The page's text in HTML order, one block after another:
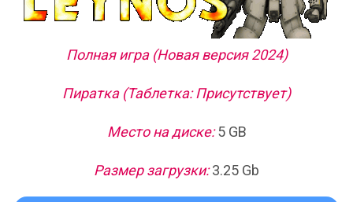
Полная игра (Новая версия 2024)
Пиратка (Таблетка: Присутствует)
Место на диске:5 GB
Размер загрузки:3.25 Gb